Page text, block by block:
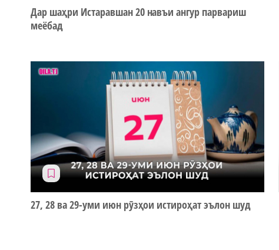
Дар шаҳри Истаравшан 20 навъи ангур парвариш
меёбад
27, 28 ва 29-уми июн рӯзҳои истироҳат эълон шуд